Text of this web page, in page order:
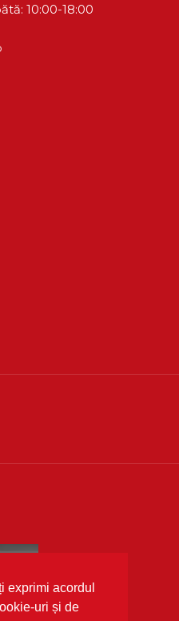
exprimi acordul
uri și de
10:00-18:00